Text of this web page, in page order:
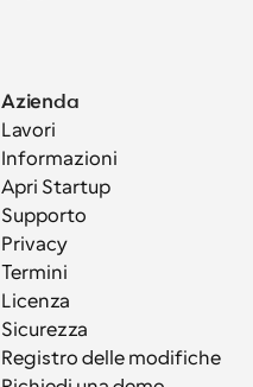
Azienda
Lavori
Informazioni
Apri Startup
Supporto
Privacy
Termini
Licenza
Sicurezza
Registro delle modifiche